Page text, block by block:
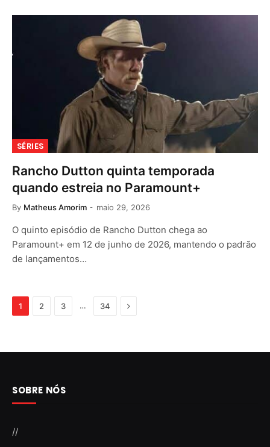
SÉRIES
Rancho Dutton quinta temporada
quando estreia no Paramount+
By Matheus Amorim maio 29, 2026
O quinto episódio de Rancho Dutton chega ao
Paramount+ em 12 de junho de 2026, mantendo o padrão
de lançamentos…
1 2 3 … 34 Next
SOBRE NÓS
//